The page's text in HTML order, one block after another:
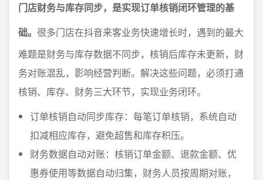
门店财务与库存同步，是实现订单核销闭环管理的基
础。 很多门店在抖音来客业务快速增长时，遇到的最大
难题是财务与库存数据不同步，核销后库存未更新，财
务对账混乱，影响经营判断。解决这些问题，必须打通
核销、库存、财务三大环节，实现业务闭环。
订单核销自动同步库存：每笔订单核销，系统自动
扣减相应库存，避免超售和库存积压。
财务数据自动对账：核销订单金额、退款金额、优
惠券使用等数据自动归集，财务人员按周期对账，